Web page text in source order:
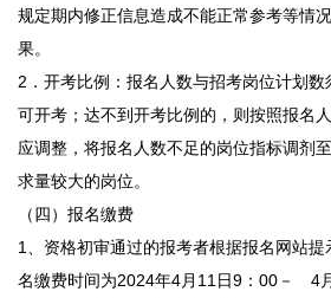
规定期内修正信息造成不能正常参考等情
果。
2．开考比例：报名人数与招考岗位计划
可开考；达不到开考比例的，则按照报名
应调整，将报名人数不足的岗位指标调剂
求量较大的岗位。
（四）报名缴费
1、资格初审通过的报考者根据报名网站
名缴费时间为2024年4月11日9：00－ 4